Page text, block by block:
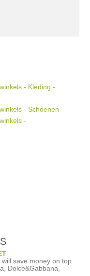
- Kleding -
- Schoenen
-
save money on top
Dolce&Gabbana,